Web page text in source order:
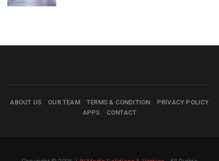
ABOUT US OUR TEAM TERMS & CONDITION
PRIVACY POLICY
APPS
CONTACT